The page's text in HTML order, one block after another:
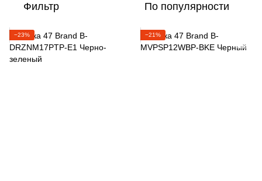
Фильтр По популярности
−23% −21%